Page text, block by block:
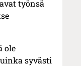
työnsä
ole
syvästi